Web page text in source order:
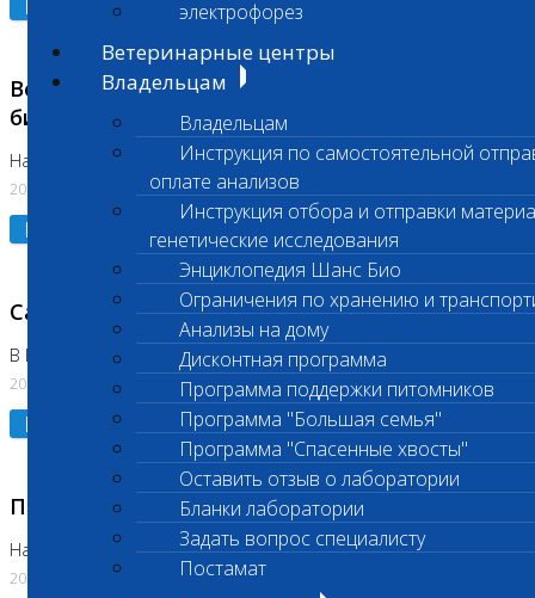
электрофорез
Ветеринарные центры
Владельцам
Владельцам
Инструкция по самостоятельной
оплате анализов
Инструкция отбора и отправки
генетические исследования
Энциклопедия Шанс Био
Ограничения по хранению и
Анализы на дому
Дисконтная программа
Программа поддержки питомников
Программа "Большая семья"
Программа "Спасенные хвосты"
Оставить отзыв о лаборатории
Бланки лаборатории
Задать вопрос специалисту
Постамат
Подробнее
Возобновлено выполнение срочных
биохимических исследований
На Нагорной
20.07.2026
Подробнее
Санитарный день
В Коломне 20.07.2026
20.07.2026
Подробнее
Приостановлено выполнение исследования
На Нагорной
20.07.2026